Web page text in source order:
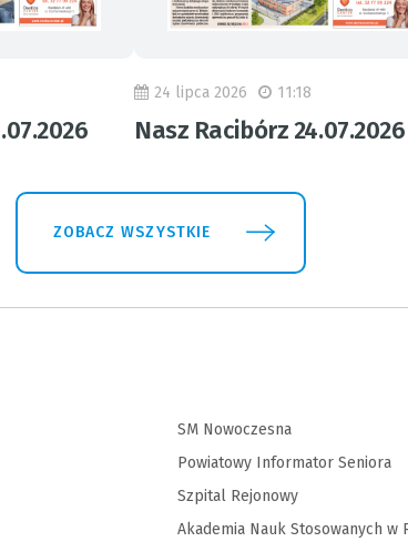
24 lipca 2026 11:18
Nasz Racibórz 24.07.2026
ZOBACZ WSZYSTKIE
SM Nowoczesna
Powiatowy Informator Seniora
Szpital Rejonowy
Akademia Nauk Stosowanych w